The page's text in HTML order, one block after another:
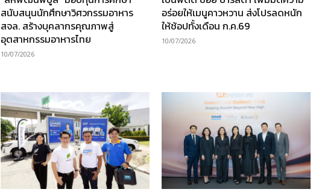
สนับสนุนนักศึกษาวิศวกรรมอาหาร
สจล. สร้างบุคลากรคุณภาพสู่
อุตสาหกรรมอาหารไทย
10/07/2026
อร่อยให้เมนูคาวหวาน ส่งโปรลดหนัก
ให้ช้อปทั้งเดือน ก.ค.69
10/07/2026